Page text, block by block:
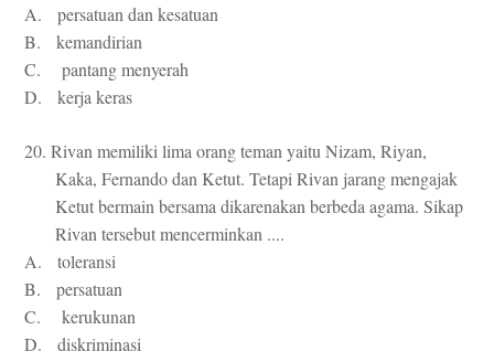
A. persatuan dan kesatuan
B. kemandirian
C. pantang menyerah
D. kerja keras
20. Rivan memiliki lima orang teman yaitu Nizam, Riyan,
Kaka, Fernando dan Ketut. Tetapi Rivan jarang mengajak
Ketut bermain bersama dikarenakan berbeda agama. Sikap
Rivan tersebut mencerminkan ....
A. toleransi
B. persatuan
C. kerukunan
D. diskriminasi